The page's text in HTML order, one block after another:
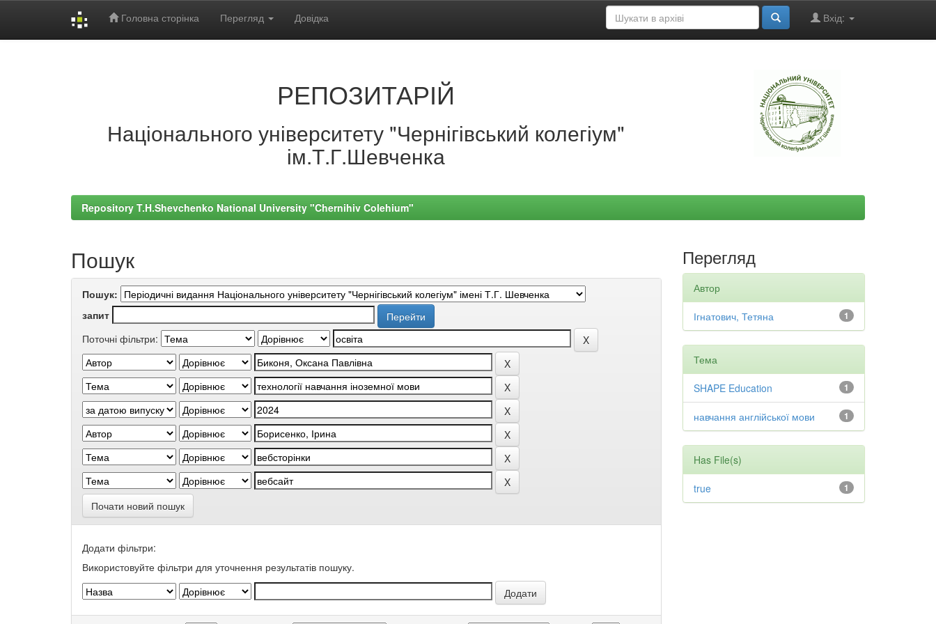
Головна сторінка Перегляд Довідка Вхід:
РЕПОЗИТАРІЙ
Національного університету "Чернігівський колегіум"
ім.Т.Г.Шевченка
Repository T.H.Shevchenko National University "Chernihiv Colehium"
Пошук
Пошук:
запит
Поточні фільтри:
Почати новий пошук
Додати фільтри:
Використовуйте фільтри для уточнення результатів пошуку.
Перегляд
Автор
1
Ігнатович, Тетяна
Тема
1
SHAPE Education
1
навчання англійської мови
Has File(s)
1
true